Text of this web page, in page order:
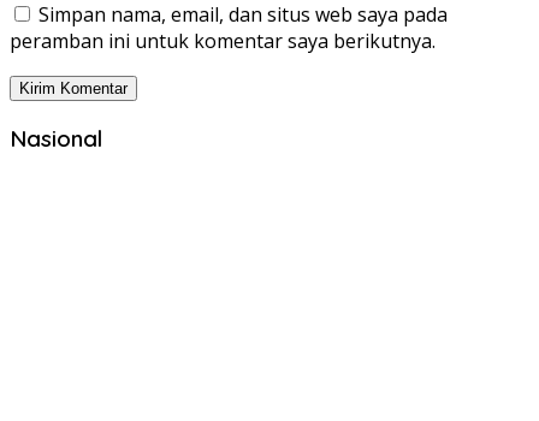
Simpan nama, email, dan situs web saya pada
peramban ini untuk komentar saya berikutnya.
Nasional